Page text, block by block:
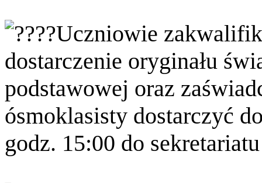
Uczniowie
dostarczenie oryginału
podstawowej oraz
ósmoklasisty dostarczyć
godz. 15:00 do